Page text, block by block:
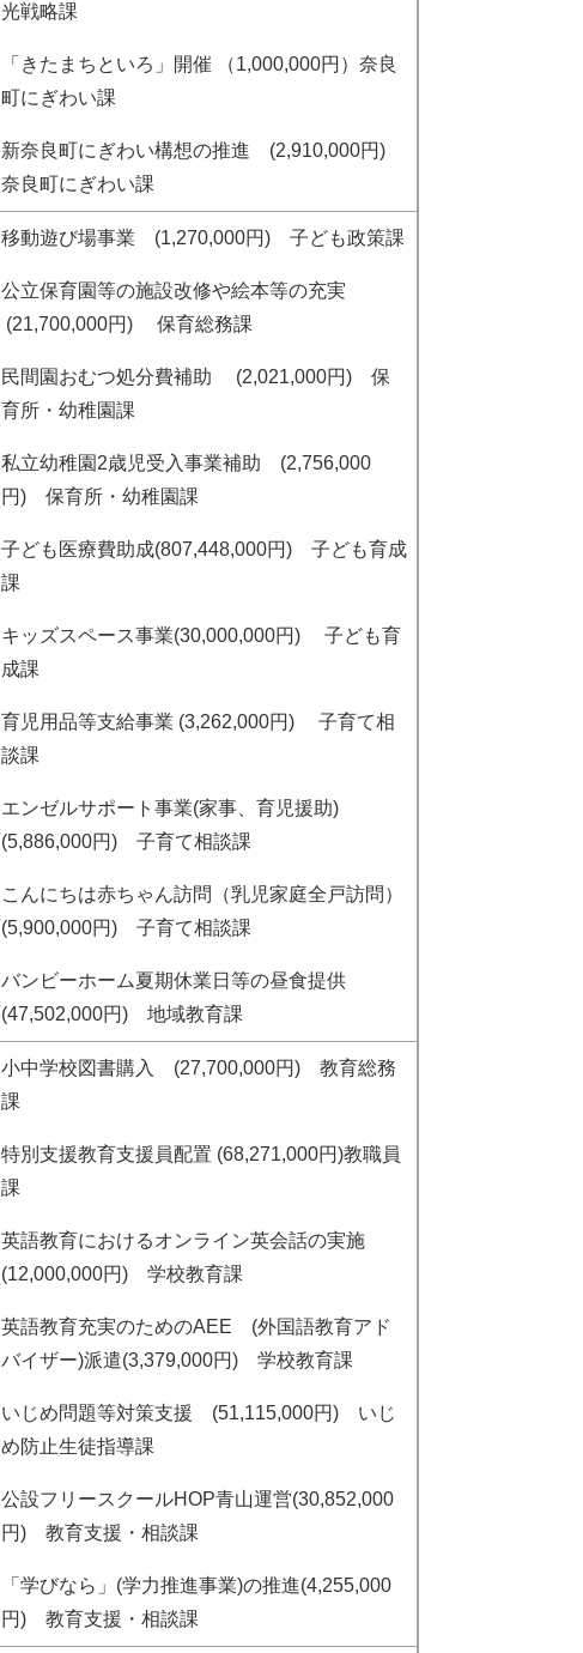
光戦略課
「きたまちといろ」開催 （1,000,000円）奈良
町にぎわい課
新奈良町にぎわい構想の推進 (2,910,000円)
奈良町にぎわい課
移動遊び場事業 (1,270,000円) 子ども政策課
公立保育園等の施設改修や絵本等の充実
(21,700,000円) 保育総務課
民間園おむつ処分費補助 (2,021,000円) 保
育所・幼稚園課
私立幼稚園2歳児受入事業補助 (2,756,000
円) 保育所・幼稚園課
子ども医療費助成(807,448,000円) 子ども育成
課
キッズスペース事業(30,000,000円) 子ども育
成課
育児用品等支給事業 (3,262,000円) 子育て相
談課
エンゼルサポート事業(家事、育児援助)
(5,886,000円) 子育て相談課
こんにちは赤ちゃん訪問（乳児家庭全戸訪問）
(5,900,000円) 子育て相談課
バンビーホーム夏期休業日等の昼食提供
(47,502,000円) 地域教育課
小中学校図書購入 (27,700,000円) 教育総務
課
特別支援教育支援員配置 (68,271,000円)教職員
課
英語教育におけるオンライン英会話の実施
(12,000,000円) 学校教育課
英語教育充実のためのAEE (外国語教育アド
バイザー)派遣(3,379,000円) 学校教育課
いじめ問題等対策支援 (51,115,000円) いじ
め防止生徒指導課
公設フリースクールHOP青山運営(30,852,000
円) 教育支援・相談課
「学びなら」(学力推進事業)の推進(4,255,000
円) 教育支援・相談課